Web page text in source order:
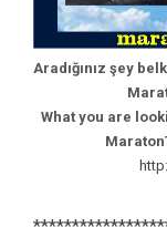
Aradığınız şey
What you are